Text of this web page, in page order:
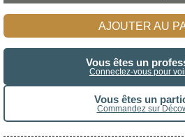
AJOUTER AU
Vous êtes un
Connectez-vous pour
Vous êtes un
Commandez sur